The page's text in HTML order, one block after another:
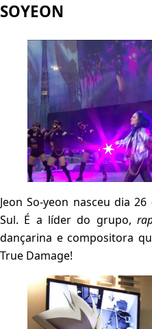
SOYEON
Jeon So-yeon nasceu dia
Sul. É a líder do grupo,
dançarina e compositora
True Damage!